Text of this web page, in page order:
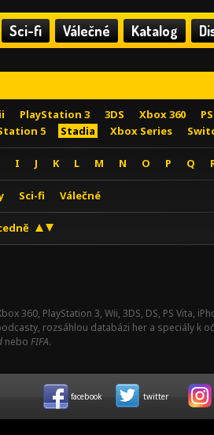
Sci-fi Válečné Katalog
PlayStation 3 3DS Xbox 360
5 Stadia Xbox Series
I J K L M N O P Q
Sci-fi Válečné
360, PlayStation 3, Wii, 3DS, DS, PS Vita,
rozsáhlou databázi her a speciály k
nebo FIFA.
facebook twitter